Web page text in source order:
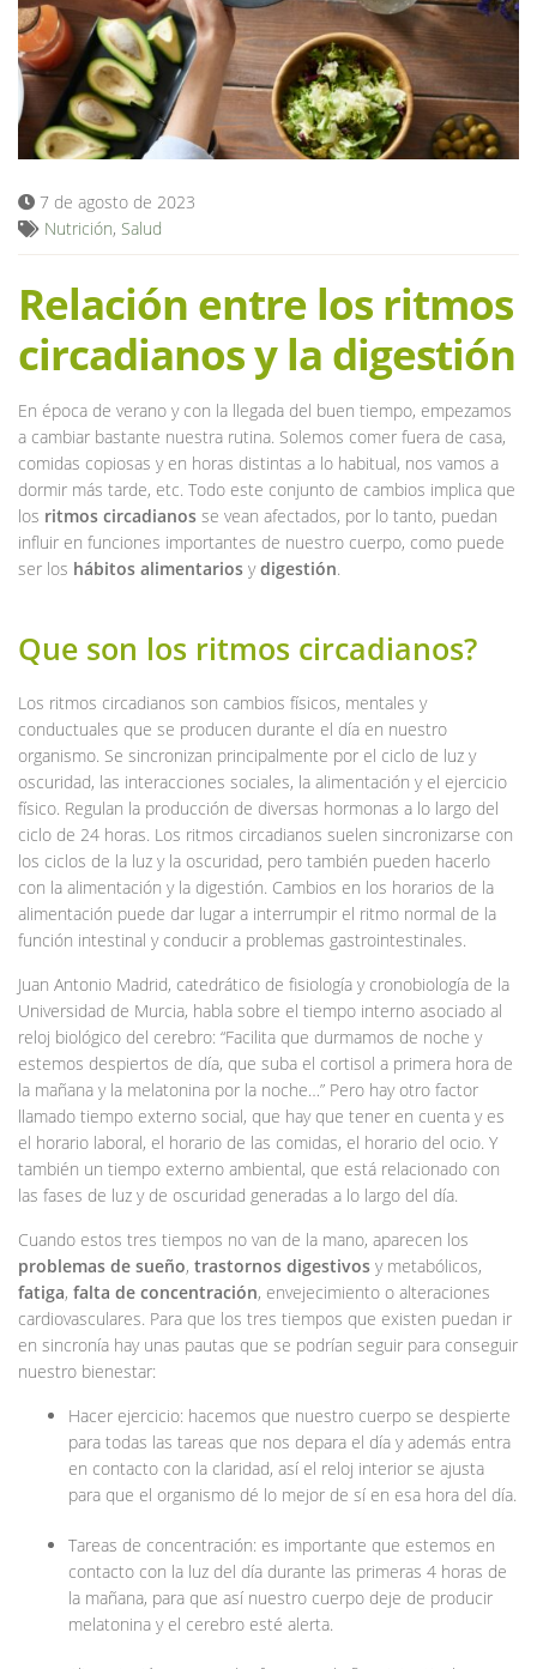
Blog
7 de agosto de 2023
Nutrición, Salud
Relación entre los ritmos
circadianos y la digestión
En época de verano y con la llegada del buen tiempo, empezamos
a cambiar bastante nuestra rutina. Solemos comer fuera de casa,
comidas copiosas y en horas distintas a lo habitual, nos vamos a
dormir más tarde, etc. Todo este conjunto de cambios implica que
los ritmos circadianos se vean afectados, por lo tanto, puedan
influir en funciones importantes de nuestro cuerpo, como puede
ser los hábitos alimentarios ydigestión.
Que son los ritmos circadianos?
Los ritmos circadianos son cambios físicos, mentales y
conductuales que se producen durante el día en nuestro
organismo. Se sincronizan principalmente por el ciclo de luz y
oscuridad, las interacciones sociales, la alimentación y el ejercicio
físico. Regulan la producción de diversas hormonas a lo largo del
ciclo de 24 horas. Los ritmos circadianos suelen sincronizarse con
los ciclos de la luz y la oscuridad, pero también pueden hacerlo
con la alimentación y la digestión. Cambios en los horarios de la
alimentación puede dar lugar a interrumpir el ritmo normal de la
función intestinal y conducir a problemas gastrointestinales.
Juan Antonio Madrid, catedrático de fisiología y cronobiología de la
Universidad de Murcia, habla sobre el tiempo interno asociado al
reloj biológico del cerebro: “Facilita que durmamos de noche y
estemos despiertos de día, que suba el cortisol a primera hora de
la mañana y la melatonina por la noche…” Pero hay otro factor
llamado tiempo externo social, que hay que tener en cuenta y es
el horario laboral, el horario de las comidas, el horario del ocio. Y
también un tiempo externo ambiental, que está relacionado con
las fases de luz y de oscuridad generadas a lo largo del día.
Cuando estos tres tiempos no van de la mano, aparecen los
problemas de sueño, trastornos digestivos y metabólicos,
fatiga, falta de concentración, envejecimiento o alteraciones
cardiovasculares. Para que los tres tiempos que existen puedan ir
en sincronía hay unas pautas que se podrían seguir para conseguir
nuestro bienestar:
Hacer ejercicio: hacemos que nuestro cuerpo se despierte
para todas las tareas que nos depara el día y además entra
en contacto con la claridad, así el reloj interior se ajusta
para que el organismo dé lo mejor de sí en esa hora del día.
Tareas de concentración: es importante que estemos en
contacto con la luz del día durante las primeras 4 horas de
la mañana, para que así nuestro cuerpo deje de producir
melatonina y el cerebro esté alerta.